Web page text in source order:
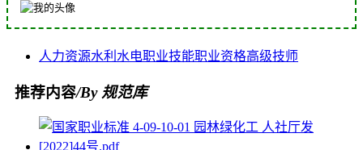
人力资源水利水电职业技能职业资格高级技师
推荐内容/By 规范库